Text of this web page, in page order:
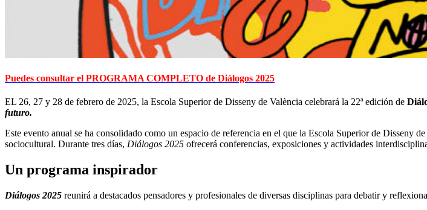
Puedes consultar el PROGRAMA COMPLETO de Diálogos 2025
EL 26, 27 y 28 de febrero de 2025, la Escola Superior de Disseny de València celebrará la 22ª edición de
futuro.
Este evento anual se ha consolidado como un espacio de referencia en el que la Escola Superior de Disseny
sociocultural. Durante tres días, Diálogos 2025 ofrecerá conferencias, exposiciones y actividades
Un programa inspirador
Diálogos 2025 reunirá a destacados pensadores y profesionales de diversas disciplinas para debatir y